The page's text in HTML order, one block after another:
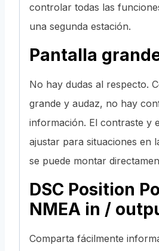
controlar todas las
una segunda estación.
Pantalla
No hay dudas al respecto.
grande y audaz, no hay
información. El contraste y
ajustar para situaciones en
se puede montar
DSC Position
NMEA in /
Comparta fácilmente